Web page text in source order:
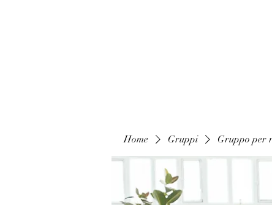
Home Gruppi Gruppo per